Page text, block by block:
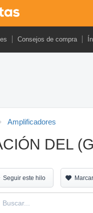
Consejos de compra
Amplificadores
DEL
Seguir este hilo